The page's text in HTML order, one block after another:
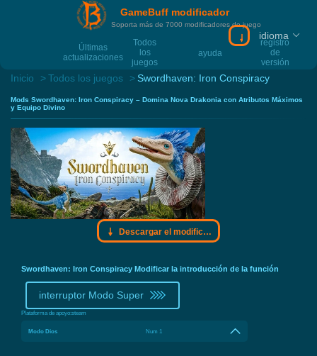
GameBuff modificador
Soporta más de 7000 modificadores de juego
Últimas
actualizaciones
Todos
los
juegos
ayuda
registro
de
versión
Descargar el
idioma
Inicio Todos los juegos Swordhaven: Iron Conspiracy
Mods Swordhaven: Iron Conspiracy – Domina Nova Drakonia con Atributos Máximos
y Equipo Divino
Descargar el modificador Gamebuff
Swordhaven: Iron Conspiracy Modificar la introducción de la función
interruptor Modo Super
Plataforma de apoyo:steam
Modo Dios Num 1